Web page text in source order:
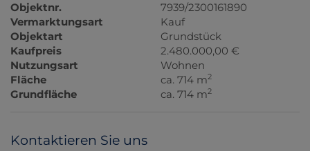
Objektnr.
7939/2300161890
Vermarktungsart
Kauf
Objektart
Grundstück
Kaufpreis
2.480.000,00 €
Nutzungsart
Wohnen
Fläche
ca. 714 m2
Grundfläche ca. 714 m2
Kontaktieren Sie uns